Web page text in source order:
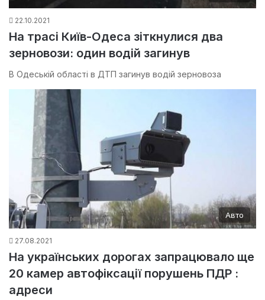
22.10.2021
На трасі Київ-Одеса зіткнулися два
зерновози: один водій загинув
В Одеській області в ДТП загинув водій зерновоза
Авто
27.08.2021
На українських дорогах запрацювало ще
20 камер автофіксації порушень ПДР :
адреси